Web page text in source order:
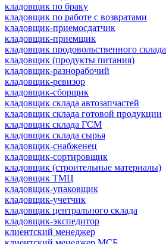
кладовщик по браку
кладовщик по работе с возвратами
кладовщик-приемосдатчик
кладовщик-приемщик
кладовщик продовольственного склада
кладовщик (продукты питания)
кладовщик-разнорабочий
кладовщик-ревизор
кладовщик-сборщик
кладовщик склада автозапчастей
кладовщик склада готовой продукции
кладовщик склада ГСМ
кладовщик склада сырья
кладовщик-снабженец
кладовщик-сортировщик
кладовщик (строительные материалы)
кладовщик ТМЦ
кладовщик-упаковщик
кладовщик-учетчик
кладовщик центрального склада
кладовщик-экспедитор
клиентский менеджер